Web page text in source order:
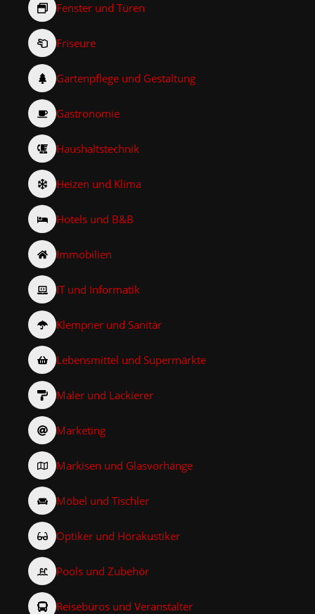
Fenster und Türen
Friseure
Gartenpflege und Gestaltung
Gastronomie
Haushaltstechnik
Heizen und Klima
Hotels und B&B
Immobilien
IT und Informatik
Klempner und Sanitär
Lebensmittel und Supermärkte
Maler und Lackierer
Marketing
Markisen und Glasvorhänge
Möbel und Tischler
Optiker und Hörakustiker
Pools und Zubehör
Reisebüros und Veranstalter